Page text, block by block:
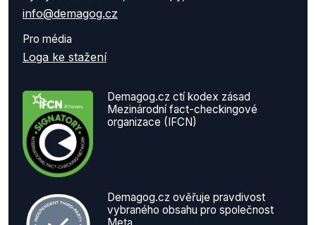
info@demagog.cz
Pro média
Loga ke stažení
Demagog.cz ctí kodex zásad
Mezinárodní fact-checkingové
organizace (IFCN)
Demagog.cz ověřuje pravdivost
vybraného obsahu pro společnost